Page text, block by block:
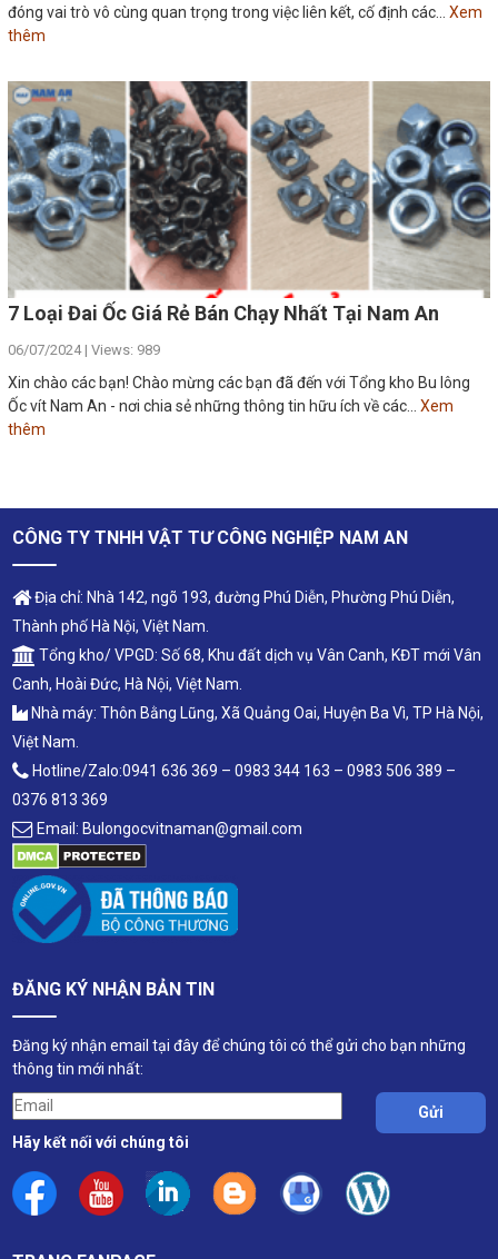
đóng vai trò vô cùng quan trọng trong việc liên kết, cố định các... Xem
thêm
7 Loại Đai Ốc Giá Rẻ Bán Chạy Nhất Tại Nam An
06/07/2024 | Views: 989
Xin chào các bạn! Chào mừng các bạn đã đến với Tổng kho Bu lông
Ốc vít Nam An - nơi chia sẻ những thông tin hữu ích về các... Xem
thêm
CÔNG TY TNHH VẬT TƯ CÔNG NGHIỆP NAM AN
Địa chỉ: Nhà 142, ngõ 193, đường Phú Diễn, Phường Phú Diễn,
Thành phố Hà Nội, Việt Nam.
Tổng kho/ VPGD: Số 68, Khu đất dịch vụ Vân Canh, KĐT mới Vân
Canh, Hoài Đức, Hà Nội, Việt Nam.
Nhà máy: Thôn Bằng Lũng, Xã Quảng Oai, Huyện Ba Vì, TP Hà Nội,
Việt Nam.
Hotline/Zalo:0941 636 369 – 0983 344 163 – 0983 506 389 –
0376 813 369
Email: Bulongocvitnaman@gmail.com
ĐĂNG KÝ NHẬN BẢN TIN
Đăng ký nhận email tại đây để chúng tôi có thể gửi cho bạn những
thông tin mới nhất:
Hãy kết nối với chúng tôi